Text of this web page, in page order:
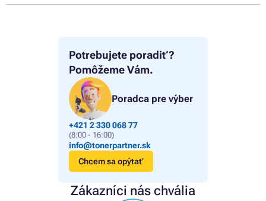
Potrebujete poradiť?
Pomôžeme Vám.
Poradca pre výber
+421 2 330 068 77
(8:00 - 16:00)
info@tonerpartner.sk
Chcem sa opýtať
Zákazníci nás chvália